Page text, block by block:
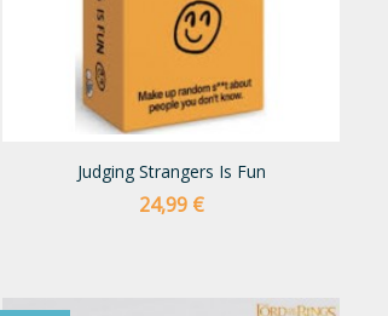
Judging Strangers Is Fun
Preço
24,99 €